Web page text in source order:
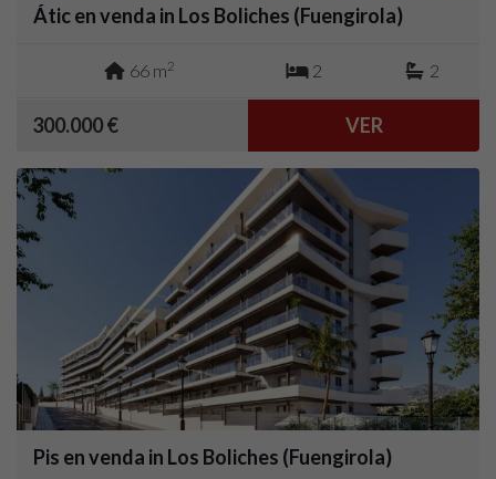
Átic en venda in Los Boliches (Fuengirola)
66 m2 2 2
300.000 € VER
Pis en venda in Los Boliches (Fuengirola)